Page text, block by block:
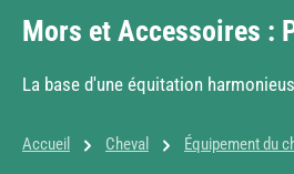
Mors et Accessoires :
La base d'une équitation
Accueil Cheval Équipement du